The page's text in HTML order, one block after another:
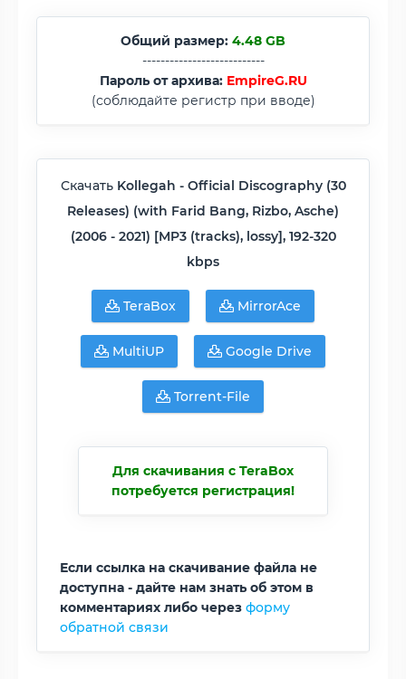
Общий размер: 4.48 GB
---------------------------
Пароль от архива: EmpireG.RU
(соблюдайте регистр при вводе)
Скачать Kollegah - Official Discography (30
Releases) (with Farid Bang, Rizbo, Asche)
(2006 - 2021) [MP3 (tracks), lossy], 192-320
kbps
TeraBox MirrorAce
MultiUP Google Drive
Torrent-File
Для скачивания с TeraBox
потребуется регистрация!
Если ссылка на скачивание файла не
доступна - дайте нам знать об этом в
комментариях либо через форму
обратной связи